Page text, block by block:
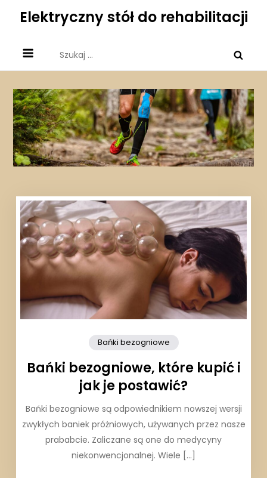
Elektryczny stół do rehabilitacji
Bańki bezogniowe
Bańki bezogniowe, które kupić i
jak je postawić?
Bańki bezogniowe są odpowiednikiem nowszej wersji
zwykłych baniek próżniowych, używanych przez nasze
prababcie. Zaliczane są one do medycyny
niekonwencjonalnej. Wiele […]